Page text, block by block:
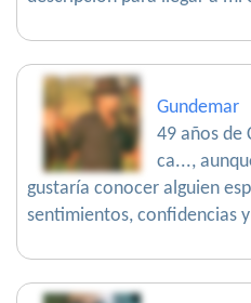
Gundemar
49 años de
ca...,
gustaría conocer alguien
sentimientos, confidencias